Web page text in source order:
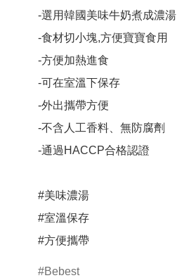
-選用韓國美味牛奶煮成濃湯
-食材切小塊,方便寶寶食用
-方便加熱進食
-可在室溫下保存
-外出攜帶方便
-不含人工香料、無防腐劑
-通過HACCP合格認證
#美味濃湯
#室溫保存
#方便攜帶
Bebest